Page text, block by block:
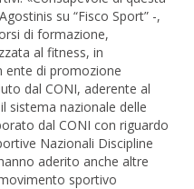
su “Fisco Sport” -,
di formazione,
al fitness, in
ente di promozione
dal CONI, aderente al
sistema nazionale delle
dal CONI con riguardo
Nazionali Discipline
aderito anche altre
sportivo